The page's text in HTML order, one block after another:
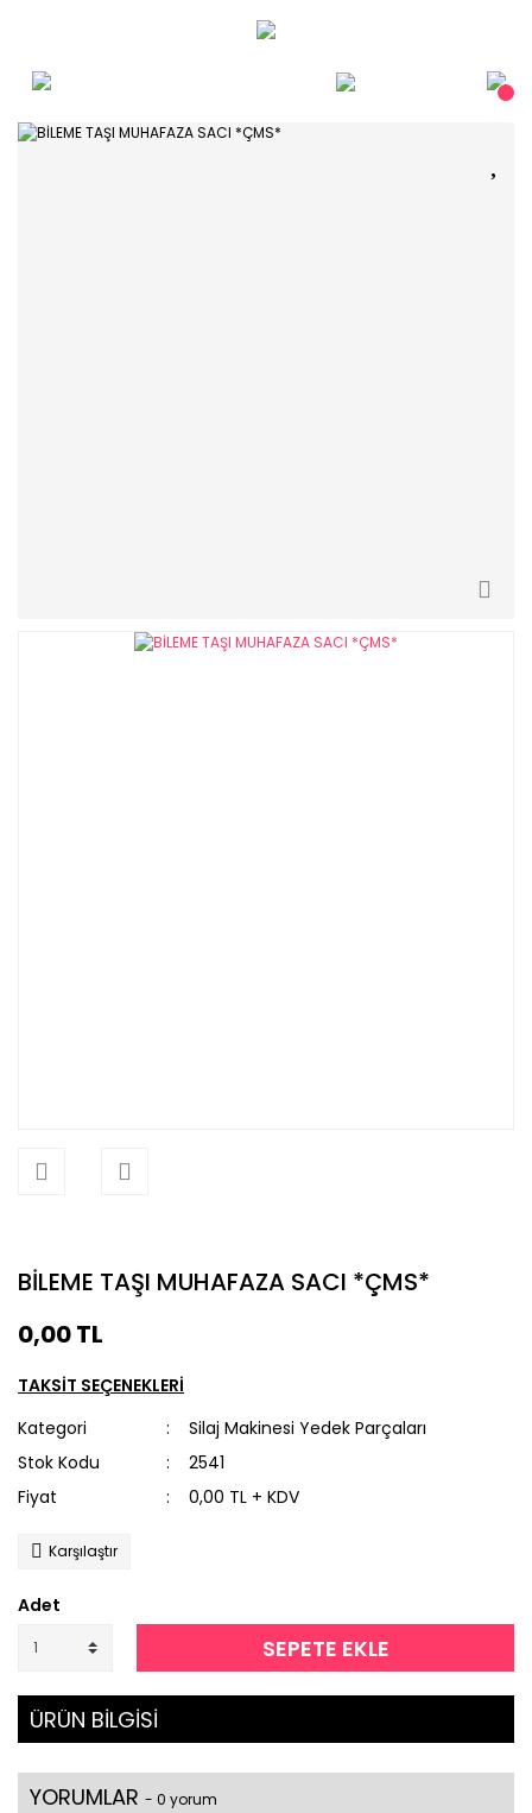
BİLEME TAŞI MUHAFAZA SACI *ÇMS*
0,00 TL
TAKSİT SEÇENEKLERİ
Kategori
Silaj Makinesi Yedek Parçaları
Stok Kodu
2541
Fiyat
0,00 TL + KDV
Karşılaştır
Adet
SEPETE EKLE
ÜRÜN BİLGİSİ
YORUMLAR - 0 yorum